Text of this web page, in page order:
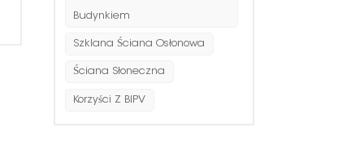
Budynkiem
Szklana Ściana Osłonowa
Ściana Słoneczna
Korzyści Z BIPV